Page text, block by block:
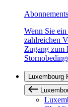
Abonnements
Wenn Sie
zahlreichen
Zugang zum
Luxembourg